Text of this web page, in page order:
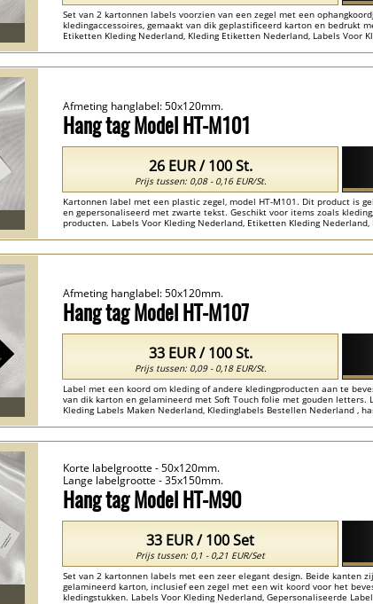
Set van 2 kartonnen labels voorzien van een zegel met een
kledingaccessoires, gemaakt van dik geplastificeerd karton en bedrukt
Etiketten Kleding Nederland, Kleding Etiketten Nederland, Labels Voor
Hang tag Model HT-M101
Afmeting hanglabel: 50x120mm.
Kartonnen label met een plastic zegel, model HT-M101. Dit product is
en gepersonaliseerd met zwarte tekst. Geschikt voor items zoals
producten. Labels Voor Kleding Nederland, Etiketten Kleding
26 EUR / 100 St.
Prijs tussen: 0,08 - 0,16 EUR/St.
Hang tag Model HT-M107
Afmeting hanglabel: 50x120mm.
Label met een koord om kleding of andere kledingproducten aan te
van dik karton en gelamineerd met Soft Touch folie met gouden letters.
Kleding Labels Maken Nederland, Kledinglabels Bestellen Nederland ,
33 EUR / 100 St.
Prijs tussen: 0,09 - 0,18 EUR/St.
Hang tag Model HT-M90
Korte labelgrootte - 50x120mm.
Lange labelgrootte - 35x150mm.
Set van 2 kartonnen labels met een zeer elegant design. Beide kanten
gelamineerd karton, inclusief een zegel met een wit koord voor het
kledingstukken. Labels Voor Kleding Nederland, Gepersonaliseerde
33 EUR / 100 Set
Prijs tussen: 0,1 - 0,21 EUR/Set